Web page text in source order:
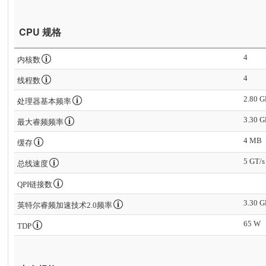
CPU 规格
内核数 4
线程数 4
处理器基本频率 2.80
最大睿频频率 3.30
缓存 4 MB
总线速度 5 GT/s
QPI链接数
英特尔睿频加速技术2.0频率 3.30
TDP 65 W